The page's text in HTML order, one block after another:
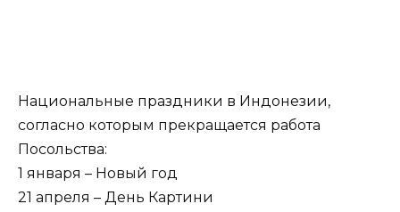
Национальные праздники в Индонезии,
согласно которым прекращается работа
Посольства:
1 января – Новый год
21 апреля – День Картини